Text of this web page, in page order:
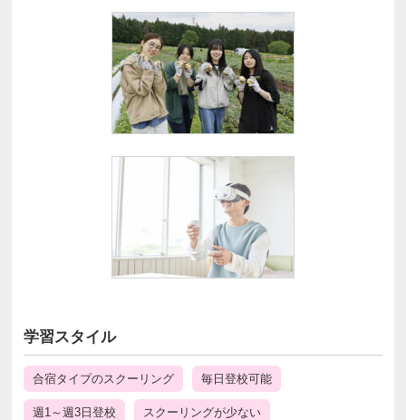
学習スタイル
合宿タイプのスクーリング 毎日登校可能
週1～週3日登校 スクーリングが少ない